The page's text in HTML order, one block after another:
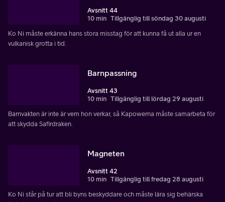
Avsnitt 44
10 min Tillgänglig till söndag 30 augusti
Ko Ni måste erkänna hans stora misstag för att kunna få ut alla ur en
vulkanisk grotta i tid.
Barnpassning
Avsnitt 43
10 min Tillgänglig till lördag 29 augusti
Barnvakten är inte är vem hon verkar, så Kapowerna måste samarbeta för
att skydda Safirdraken.
Magneten
Avsnitt 42
10 min Tillgänglig till fredag 28 augusti
Ko Ni står på tur att bli byns beskyddare och måste lära sig behärska